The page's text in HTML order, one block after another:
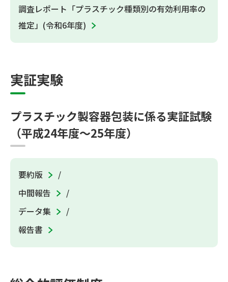
調査レポート「プラスチック種類別の有効利用率の
推定」(令和6年度)
実証実験
プラスチック製容器包装に係る実証試験
（平成24年度～25年度）
要約版
中間報告
データ集
報告書